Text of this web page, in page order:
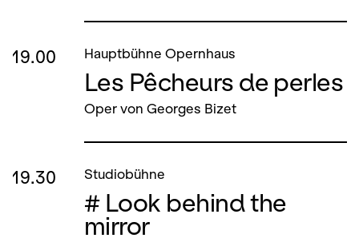
19.00 Hauptbühne Opernhaus
Les Pêcheurs de perles
Oper von Georges Bizet
19.30 Studiobühne
# Look behind the
mirror